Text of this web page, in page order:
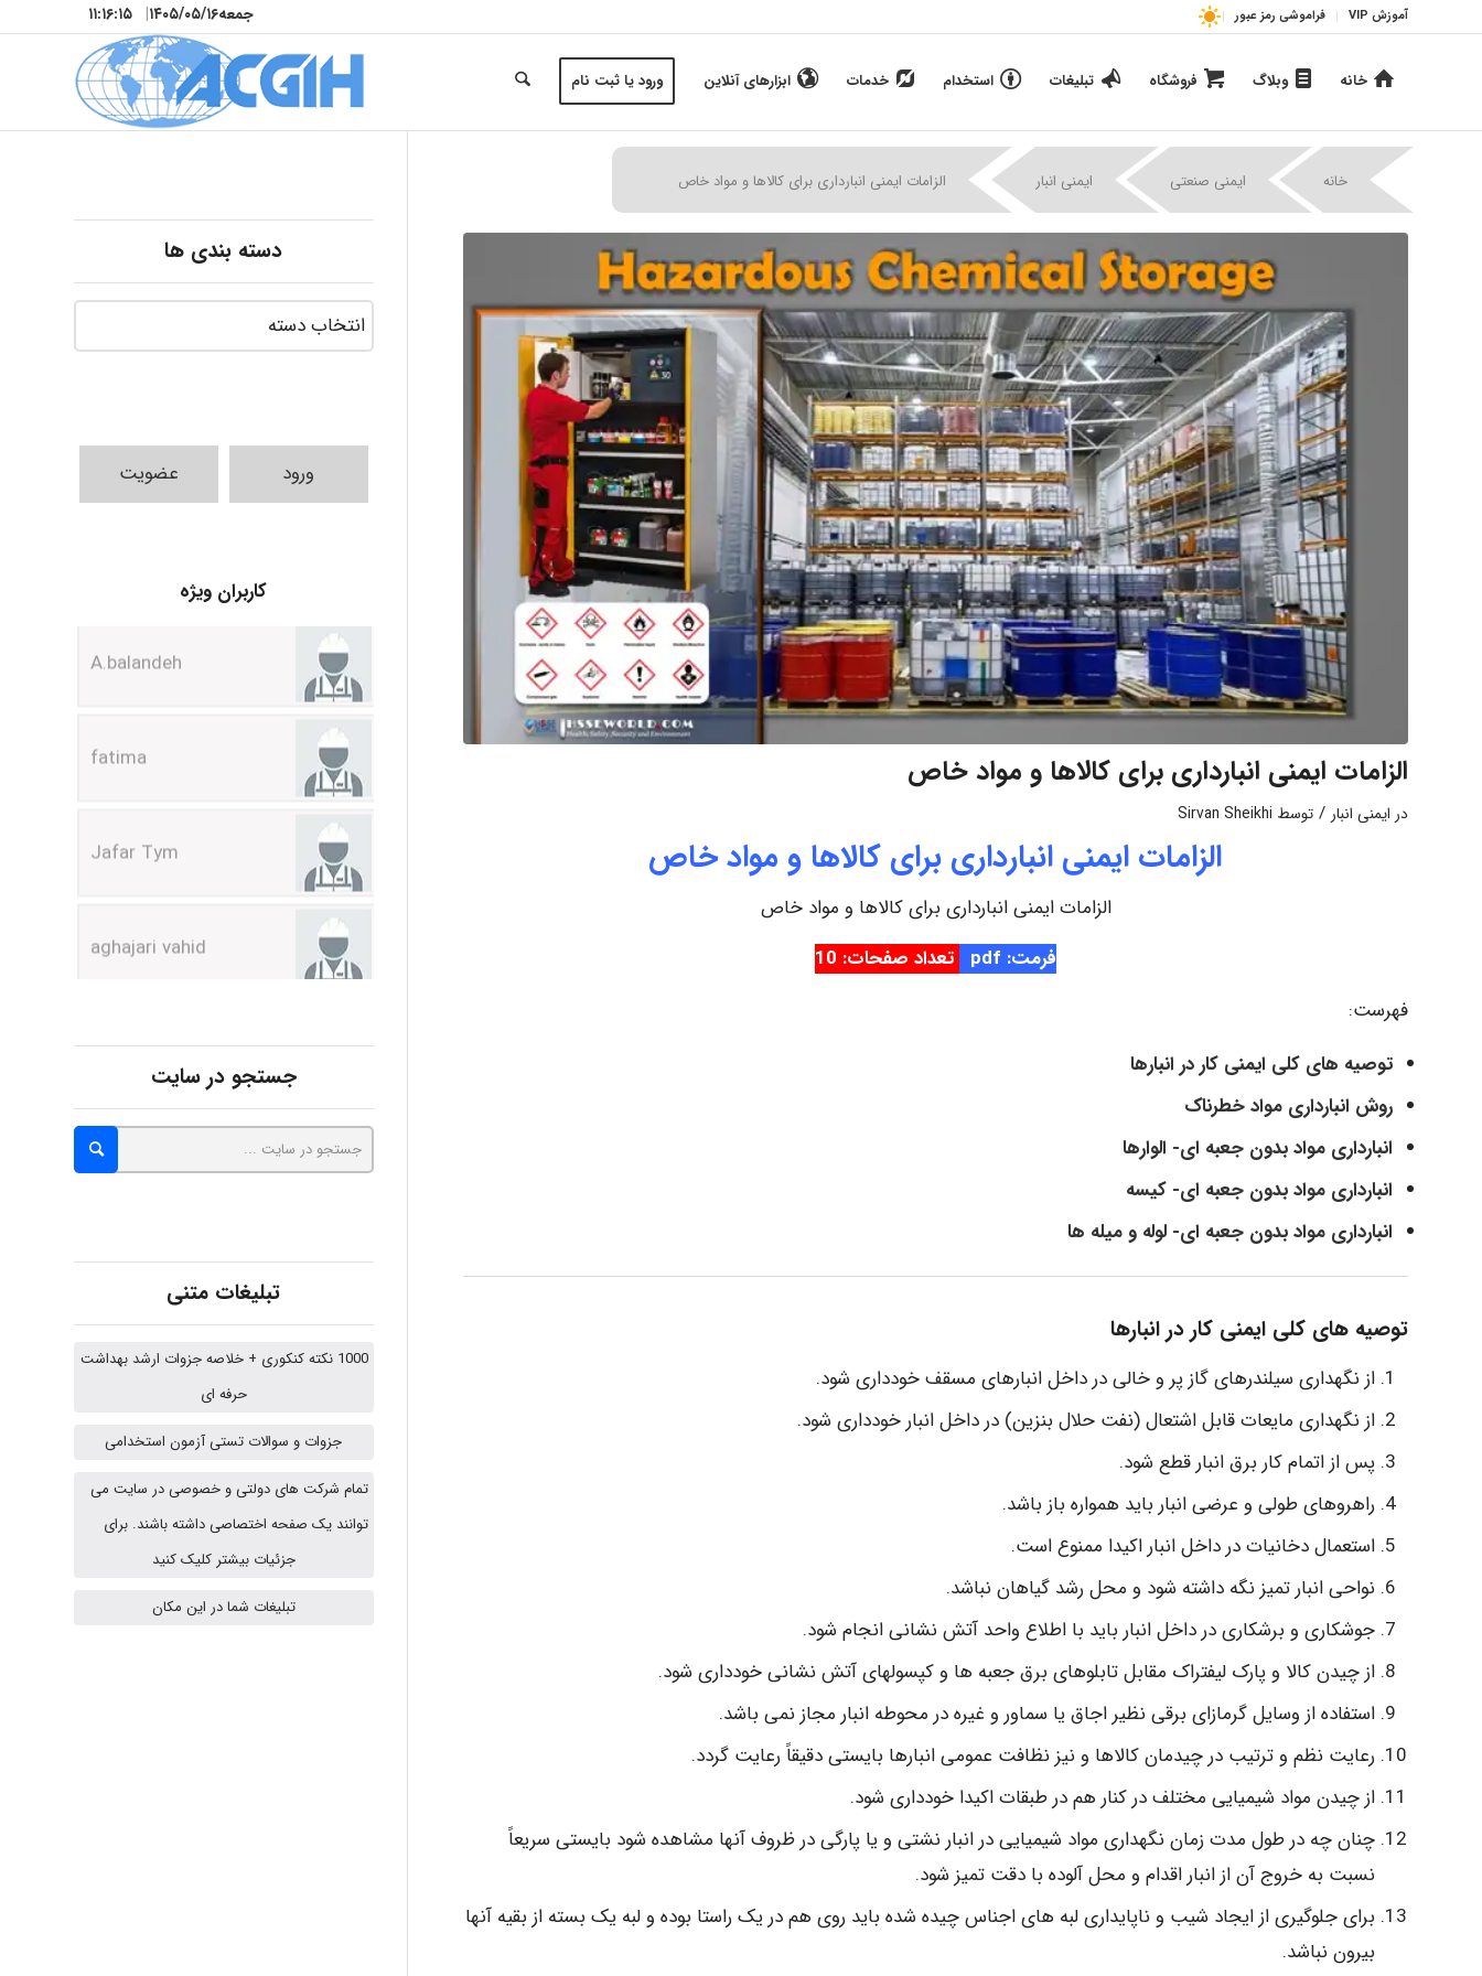
آموزش VIP فراموشی رمز عبور جمعه۱۴۰۵/۰۵/۱۶| ۱۱:۱۶:۱۷
خانه وبلاگ فروشگاه تبلیغات استخدام خدمات ابزارهای آنلاین ورود یا ثبت نام
خانه ایمنی صنعتی | ایمنی انبار الزامات ایمنی انبارداری برای کالاها و مواد خاص
الزامات ایمنی انبارداری برای کالاها و مواد خاص
در ایمنی انبار / توسط Sirvan Sheikhi
الزامات ایمنی انبارداری برای کالاها و مواد خاص
الزامات ایمنی انبارداری برای کالاها و مواد خاص
فرمت: pdf
تعداد صفحات: 10
فهرست:
توصیه های کلی ایمنی کار در انبارها
روش انبارداری مواد خطرناک
انبارداری مواد بدون جعبه ای- الوارها
انبارداری مواد بدون جعبه ای- کیسه
انبارداری مواد بدون جعبه ای- لوله و میله ها
توصیه های کلی ایمنی کار در انبارها
از نگهداری سیلندرهای گاز پر و خالی در داخل انبارهای مسقف خودداری شود.
از نگهداری مایعات قابل اشتعال (نفت حلال بنزین) در داخل انبار خودداری شود.
پس از اتمام کار برق انبار قطع شود.
راهروهای طولی و عرضی انبار باید همواره باز باشد.
استعمال دخانیات در داخل انبار اکیدا ممنوع است.
نواحی انبار تمیز نگه داشته شود و محل رشد گیاهان نباشد.
جوشکاری و برشکاری در داخل انبار باید با اطلاع واحد آتش نشانی انجام شود.
از چیدن کالا و پارک لیفتراک مقابل تابلوهای برق جعبه ها و کپسولهای آتش نشانی خودداری شود.
استفاده از وسایل گرمازای برقی نظیر اجاق یا سماور و غیره در محوطه انبار مجاز نمی باشد.
رعایت نظم و ترتیب در چیدمان کالاها و نیز نظافت عمومی انبارها بایستی دقیقاً رعایت گردد.
از چیدن مواد شیمیایی مختلف در کنار هم در طبقات اکیدا خودداری شود.
چنان چه در طول مدت زمان نگهداری مواد شیمیایی در انبار نشتی و یا پارگی در ظروف آنها مشاهده شود بایستی سریعاً
نسبت به خروج آن از انبار اقدام و محل آلوده با دقت تمیز شود.
برای جلوگیری از ایجاد شیب و ناپایداری لبه های اجناس چیده شده باید روی هم در یک راستا بوده و لبه یک بسته از بقیه آنها
بیرون نباشد.
دسته بندی ها
ورود عضویت
کاربران ویژه
fatima
Jafar Tym
aghajari vahid
Poubakhtiari
Alirez0990
hosein abdolvand
ehtesham
A.balandeh
جستجو در سایت
تبلیغات متنی
1000 نکته کنکوری + خلاصه جزوات ارشد بهداشت
حرفه ای
جزوات و سوالات تستی آزمون استخدامی
تمام شرکت های دولتی و خصوصی در سایت می
توانند یک صفحه اختصاصی داشته باشند. برای
جزئیات بیشتر کلیک کنید
تبلیغات شما در این مکان